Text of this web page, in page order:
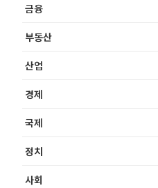
금융
부동산
산업
경제
국제
정치
사회